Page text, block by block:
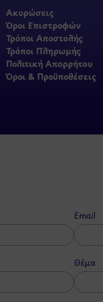
Ακυρώσεις
Όροι Επιστροφών
Τρόποι Αποστολής
Τρόποι Πληρωμής
Πολιτική Απορρήτου
Όροι & Προϋποθέσεις
Email
Θέμα